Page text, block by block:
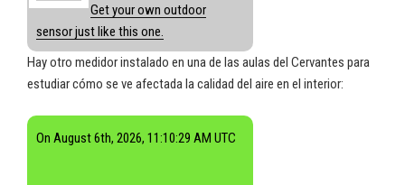
Get your own outdoor
sensor just like this one.
Hay otro medidor instalado en una de las aulas del Cervantes para
estudiar cómo se ve afectada la calidad del aire en el interior:
On August 6th, 2026, 11:10:29 AM UTC